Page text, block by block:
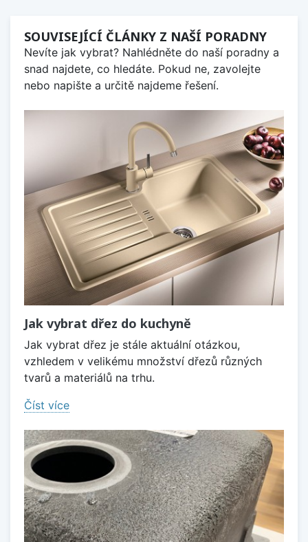
SOUVISEJÍCÍ ČLÁNKY Z NAŠÍ PORADNY
Nevíte jak vybrat? Nahlédněte do naší poradny a
snad najdete, co hledáte. Pokud ne, zavolejte
nebo napište a určitě najdeme řešení.
Jak vybrat dřez do kuchyně
Jak vybrat dřez je stále aktuální otázkou,
vzhledem v velikému množství dřezů různých
tvarů a materiálů na trhu.
Číst více